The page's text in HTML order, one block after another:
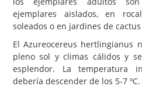
ejemplares aislados, en
soleados o en jardines de
El Azureocereus hertlingianus
pleno sol y climas cálidos y
esplendor. La temperatura
debería descender de los 5-7 ºC.